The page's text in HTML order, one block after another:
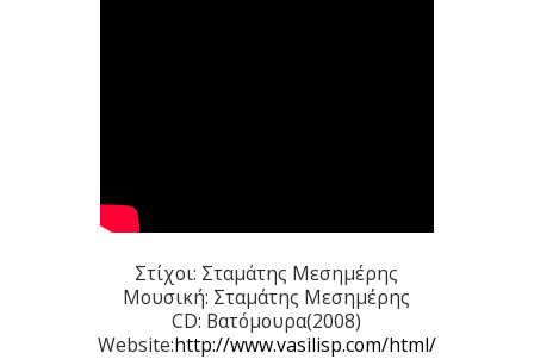
Στίχοι: Σταμάτης Μεσημέρης
Μουσική: Σταμάτης Μεσημέρης
CD: Βατόμουρα(2008)
Website:http://www.vasilisp.com/html/